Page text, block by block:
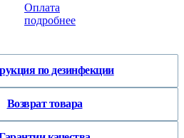
Оплата
подробнее
по дезинфекции
Возврат товара